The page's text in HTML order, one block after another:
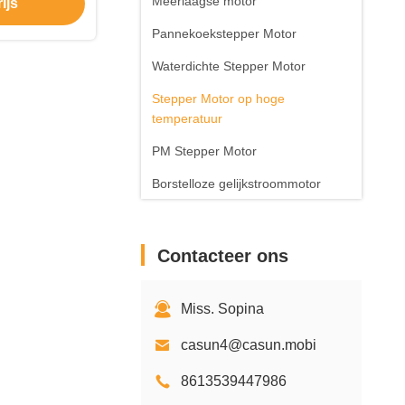
Pannekoekstepper Motor
Waterdichte Stepper Motor
Stepper Motor op hoge
temperatuur
PM Stepper Motor
Borstelloze gelijkstroommotor
Driver
Contacteer ons
Miss. Sopina
casun4@casun.mobi
8613539447986